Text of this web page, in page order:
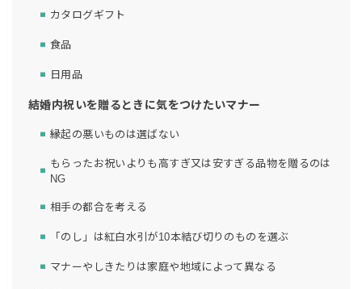
カタログギフト
食品
日用品
結婚内祝いを贈るときに気をつけたいマナー
縁起の悪いものは選ばない
もらったお祝いよりも高すぎ又は安すぎる品物を贈るのは
NG
相手の都合を考える
「のし」は紅白水引が10本結び切りのものを選ぶ
マナーやしきたりは家庭や地域によって異なる